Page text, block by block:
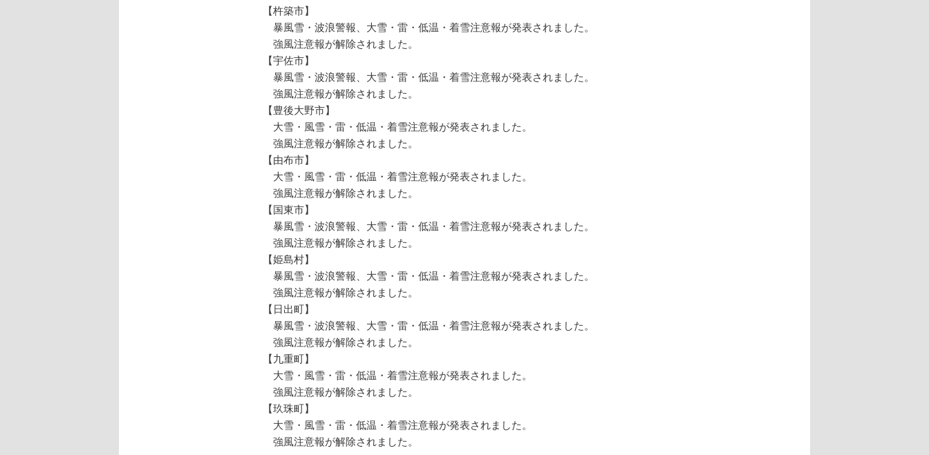
【杵築市】
暴風雪・波浪警報、大雪・雷・低温・着雪注意報が発表されました。
強風注意報が解除されました。
【宇佐市】
暴風雪・波浪警報、大雪・雷・低温・着雪注意報が発表されました。
強風注意報が解除されました。
【豊後大野市】
大雪・風雪・雷・低温・着雪注意報が発表されました。
強風注意報が解除されました。
【由布市】
大雪・風雪・雷・低温・着雪注意報が発表されました。
強風注意報が解除されました。
【国東市】
暴風雪・波浪警報、大雪・雷・低温・着雪注意報が発表されました。
強風注意報が解除されました。
【姫島村】
暴風雪・波浪警報、大雪・雷・低温・着雪注意報が発表されました。
強風注意報が解除されました。
【日出町】
暴風雪・波浪警報、大雪・雷・低温・着雪注意報が発表されました。
強風注意報が解除されました。
【九重町】
大雪・風雪・雷・低温・着雪注意報が発表されました。
強風注意報が解除されました。
【玖珠町】
大雪・風雪・雷・低温・着雪注意報が発表されました。
強風注意報が解除されました。